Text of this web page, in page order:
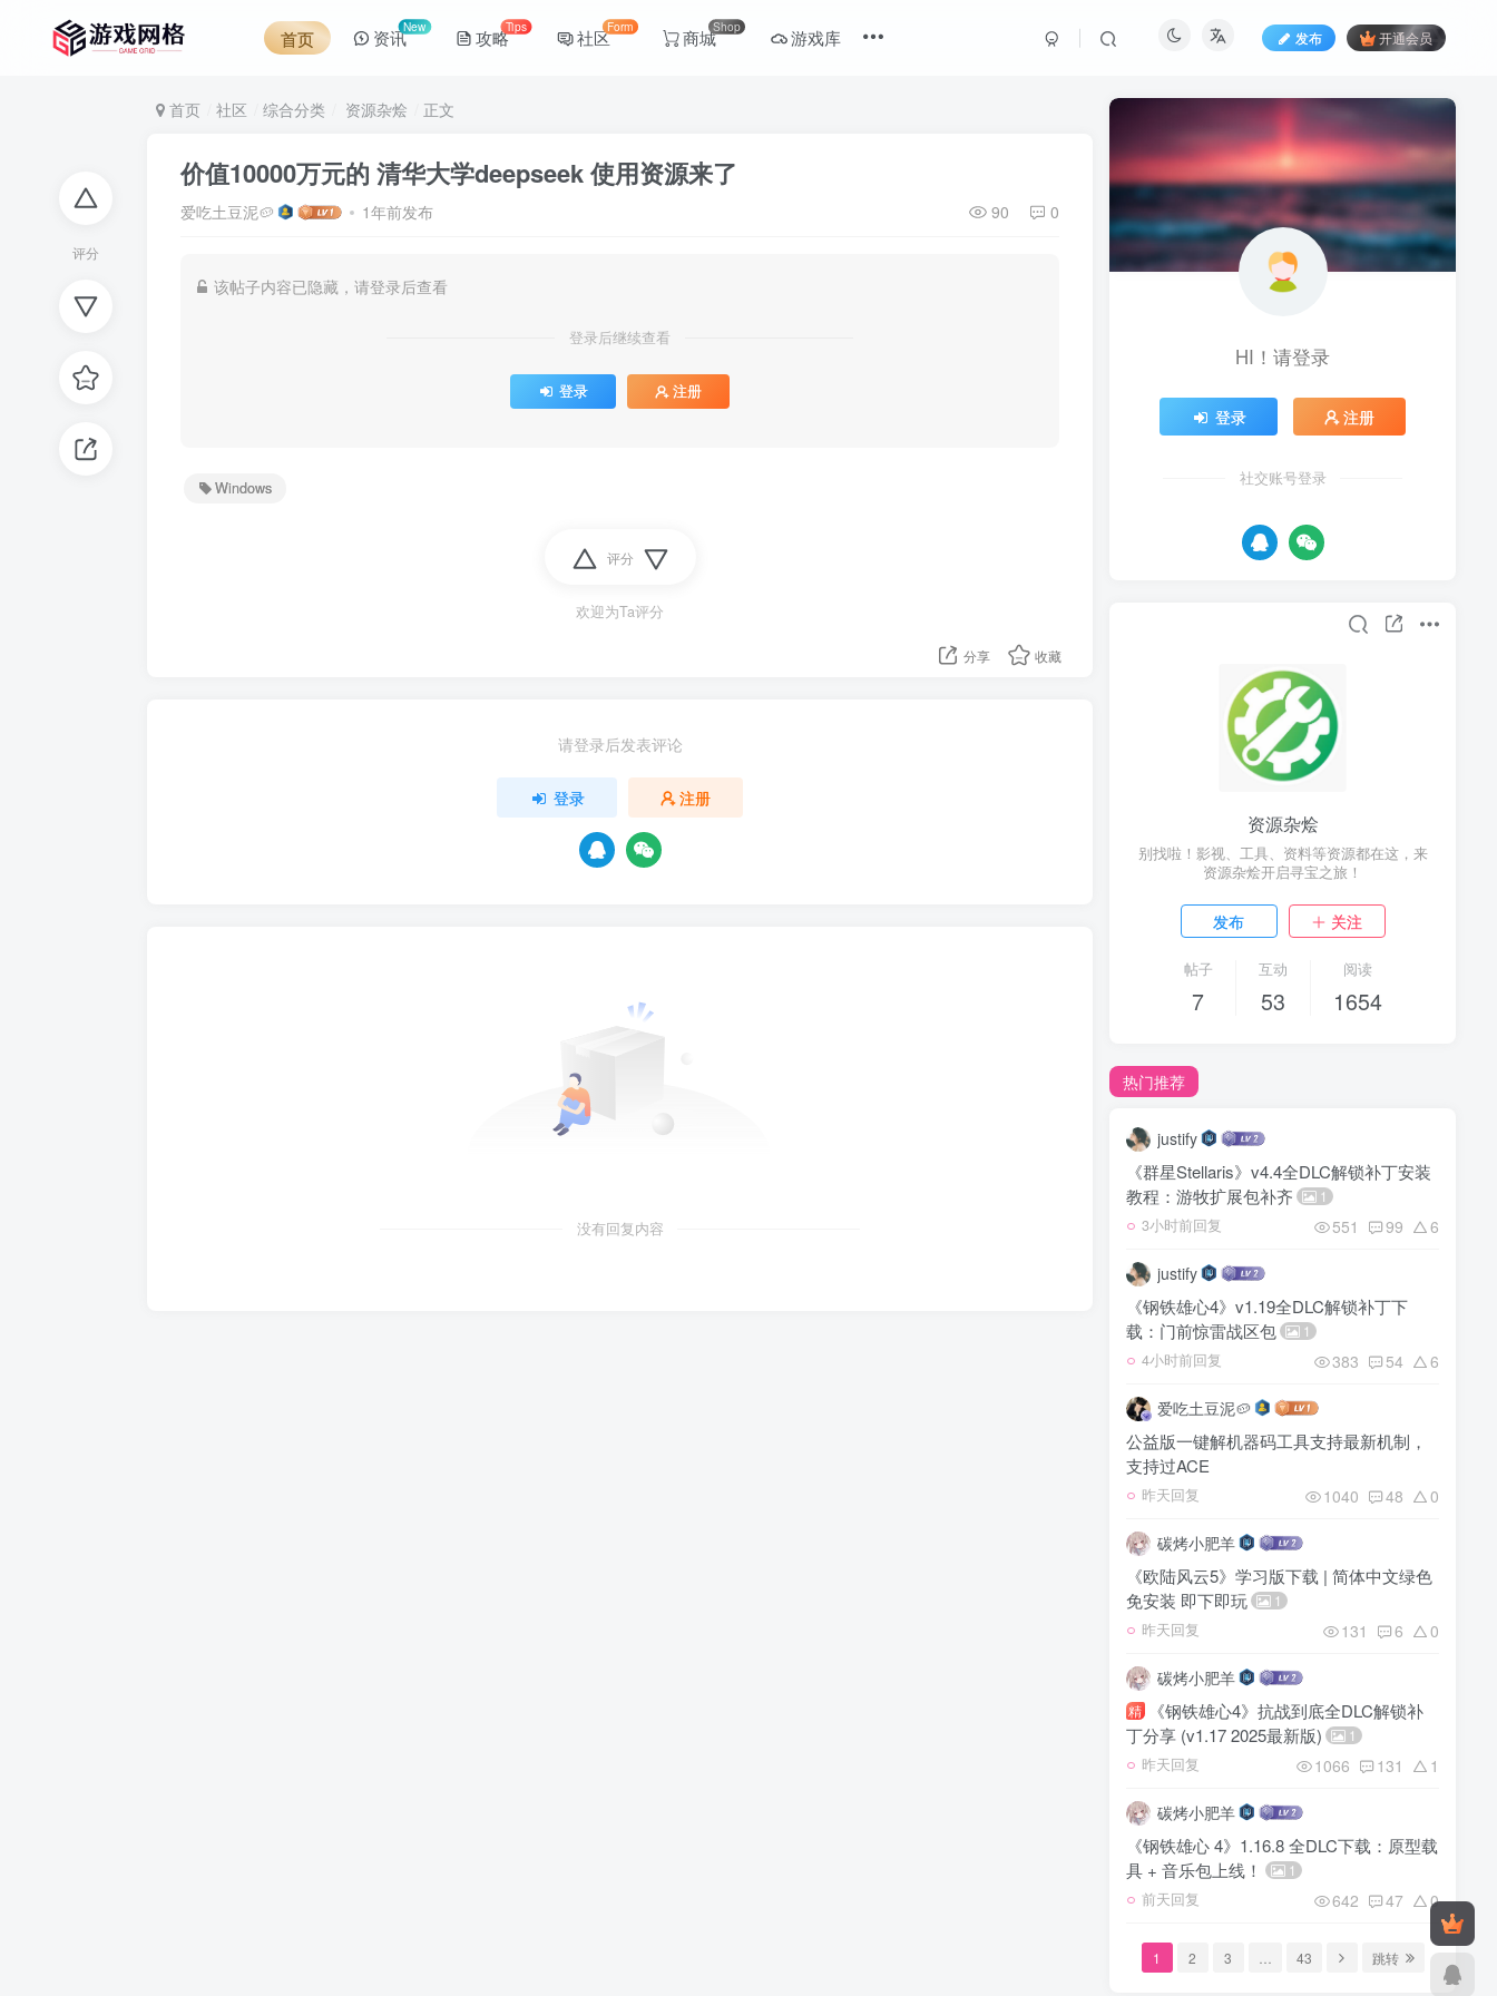
首页 资讯New 攻略Tips 社区Form 商城Shop 游戏库 发布 开通会员
评分
首页 社区 综合分类 资源杂烩 正文
价值10000万元的 清华大学deepseek 使用资源来了
爱吃土豆泥🥔 1年前发布 90 0
该帖子内容已隐藏，请登录后查看
登录后继续查看
登录 注册
Windows
评分
欢迎为Ta评分
分享 收藏
请登录后发表评论
登录 注册
没有回复内容
HI！请登录
登录 注册
社交账号登录
资源杂烩
别找啦！影视、工具、资料等资源都在这，来
资源杂烩开启寻宝之旅！
发布 关注
帖子
7
互动
53
阅读
1654
热门推荐
justify
《群星Stellaris》v4.4全DLC解锁补丁安装
教程：游牧扩展包补齐
1
3小时前回复 551 99 6
justify
《钢铁雄心4》v1.19全DLC解锁补丁下
载：门前惊雷战区包
1
4小时前回复 383 54 6
爱吃土豆泥🥔
公益版一键解机器码工具支持最新机制，
支持过ACE
昨天回复 1040 48 0
碳烤小肥羊
《欧陆风云5》学习版下载 | 简体中文绿色
免安装 即下即玩
1
昨天回复 131 6 0
碳烤小肥羊
精
《钢铁雄心4》抗战到底全DLC解锁补
丁分享 (v1.17 2025最新版)
1
昨天回复 1066 131 1
碳烤小肥羊
《钢铁雄心 4》1.16.8 全DLC下载：原型载
具 + 音乐包上线！
1
前天回复 642 47 0
1 2 3 43 跳转